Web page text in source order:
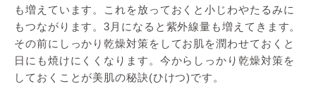
も増えています。これを放っておくと小じわやたるみに
もつながります。3月になると紫外線量も増えてきます。
その前にしっかり乾燥対策をしてお肌を潤わせておくと
日にも焼けにくくなります。今からしっかり乾燥対策を
しておくことが美肌の秘訣(ひけつ)です。